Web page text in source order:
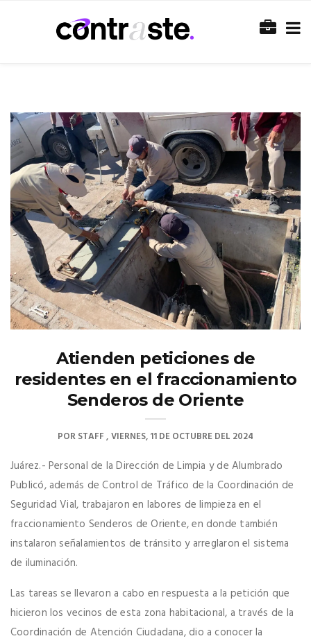
Atienden peticiones de
residentes en el fraccionamiento
Senderos de Oriente
PORSTAFF VIERNES, 11 DE OCTUBRE DEL 2024
Juárez.- Personal de la Dirección de Limpia y de Alumbrado
Publicó, además de Control de Tráfico de la Coordinación de
Seguridad Vial, trabajaron en labores de limpieza en el
fraccionamiento Senderos de Oriente, en donde también
instalaron señalamientos de tránsito y arreglaron el sistema
de iluminación.
Las tareas se llevaron a cabo en respuesta a la petición que
hicieron los vecinos de esta zona habitacional, a través de la
Coordinación de Atención Ciudadana, dio a conocer la